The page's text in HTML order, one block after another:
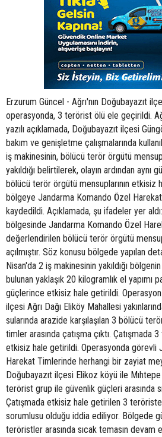
Erzurum Güncel - Ağrı'nın Doğubayazıt
operasyonda, 3 terörist ölü ele geçirildi.
yazılı açıklamada, Doğubayazıt ilçesi
bakım ve genişletme çalışmalarında
iş makinesinin, bölücü terör örgütü
yakıldığı belirtilerek, olayın ardından
bölücü terör örgütü mensuplarının etkisiz
bölgeye Jandarma Komando Özel
kaydedildi. Açıklamada, şu ifadeler yer
bölgesinde Jandarma Komando Özel
değerlendirilen bölücü terör örgütü
açılmıştır. Söz konusu bölgede yapılan
Nisan'da 2 iş makinesinin yakıldığı
bulunan yaklaşık 20 kilogramlık el yapımı
güçlerince etkisiz hale getirildi. Operasyon
ilçesi Ağrı Dağı Eliköy Mahallesi
sularında arazide karşılaşılan 3 bölücü
timler arasında çatışma çıktı. Çatışmada
etkisiz hale getirildi. Operasyonda görevli
Harekat Timlerinde herhangi bir zayiat
Doğubayazıt ilçesi Elikoz köyü ile
terörist grup ile güvenlik güçleri arasında
Çatışmada etkisiz hale getirilen 3
sorumlusu olduğu iddia ediliyor. Bölgede
teröristler arasında sıcak temasın devam